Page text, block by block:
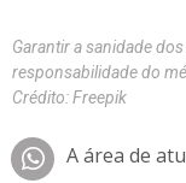
Garantir a sanidade
responsabilidade do
Crédito: Freepik
A área de